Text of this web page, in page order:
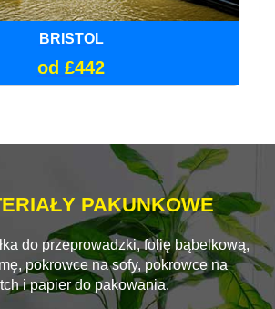
BRISTOL
od £442
PAKUNKOWE
do przeprowadzki, folię bąbelkową,
pokrowce na sofy, pokrowce na
i papier do pakowania.